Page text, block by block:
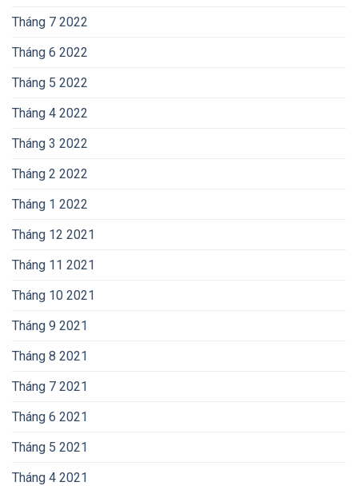
Tháng 7 2022
Tháng 6 2022
Tháng 5 2022
Tháng 4 2022
Tháng 3 2022
Tháng 2 2022
Tháng 1 2022
Tháng 12 2021
Tháng 11 2021
Tháng 10 2021
Tháng 9 2021
Tháng 8 2021
Tháng 7 2021
Tháng 6 2021
Tháng 5 2021
Tháng 4 2021